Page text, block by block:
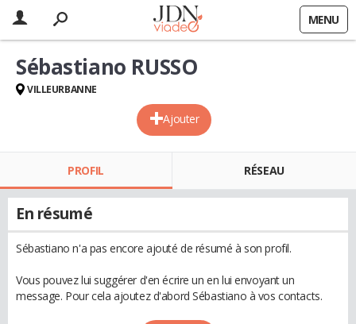
MENU
Ajouter
Sébastiano RUSSO
VILLEURBANNE
PROFIL RÉSEAU
En résumé
Sébastiano n'a pas encore ajouté de résumé à son profil.
Vous pouvez lui suggérer d'en écrire un en lui envoyant un
message. Pour cela ajoutez d'abord Sébastiano à vos contacts.